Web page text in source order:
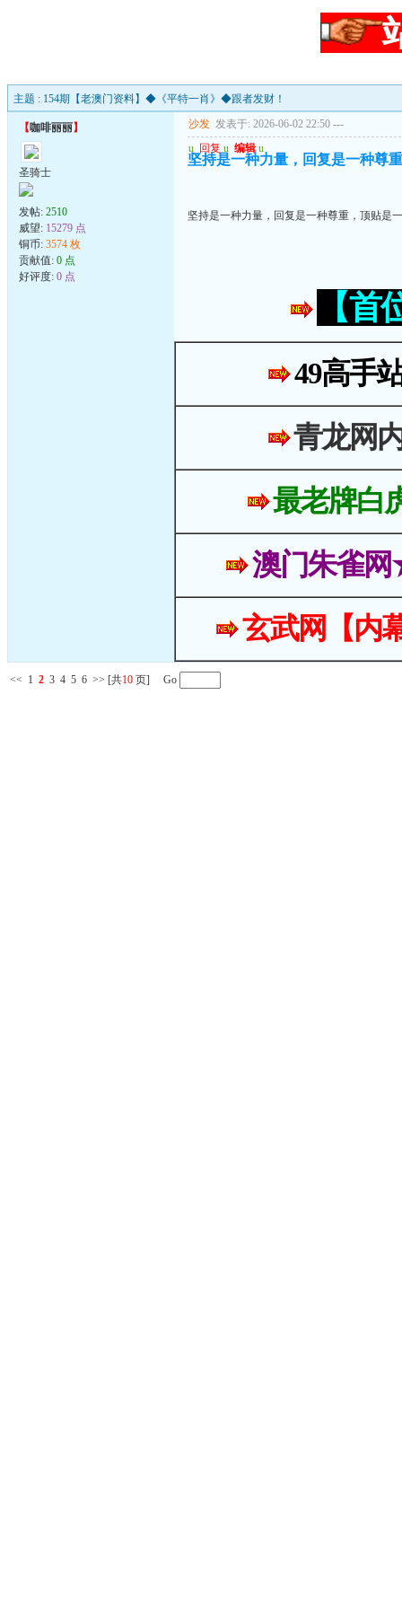
主题 : 154期【老澳门资料】◆《平特一肖》◆跟者发财！
【咖啡丽丽】
圣骑士
发帖: 2510
威望: 15279 点
铜币: 3574 枚
贡献值: 0 点
好评度: 0 点
沙发 发表于: 2026-06-02 22:50 ---
u 回复 u 编辑 u
坚持是一种力量，回复是一种尊
坚持是一种力量，回复是一种尊重，顶贴是
【
49高手
青龙网
最老牌白
澳门朱雀
玄武网【内
<< 1 2 3 4 5 6 >> [共10 页] Go